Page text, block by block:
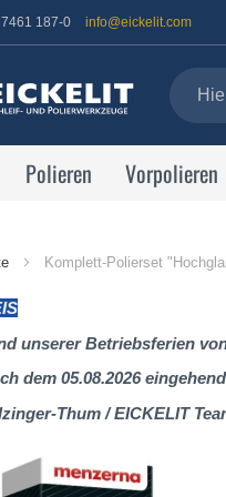
187-0 info@eickelit.com
Polieren Vorpolieren
Komplett-Polierset
unserer Betriebsferien
dem 05.08.2026
Thum / EICKELIT